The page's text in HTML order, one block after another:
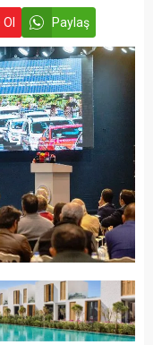
Paylaş